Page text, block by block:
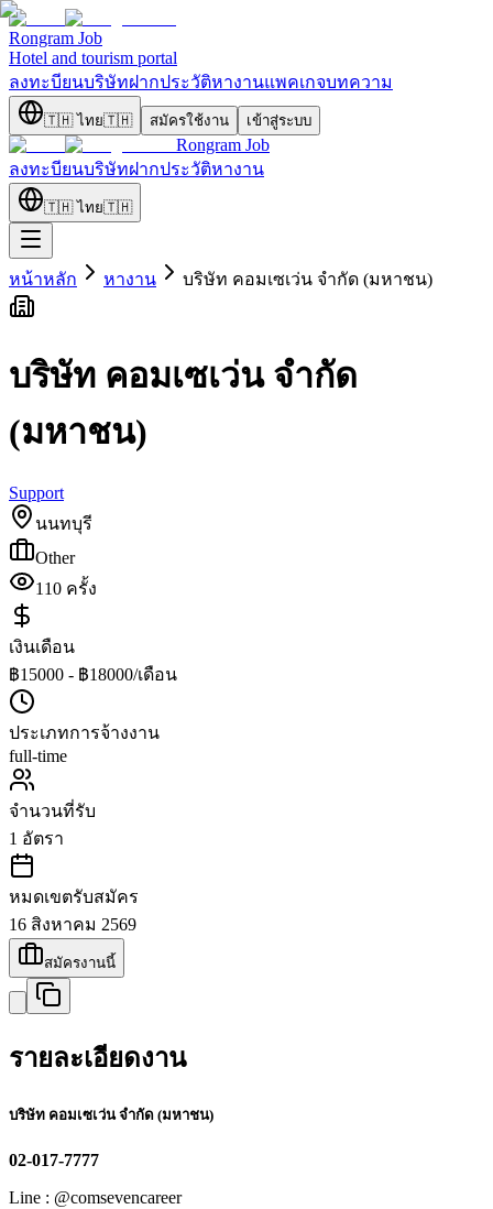
Rongram Job
Hotel and tourism portal
ลงทะบียนบริษัทฝากประวัติหางานแพคเกจบทความ
🇹🇭 ไทย🇹🇭 สมัครใช้งาน เข้าสู่ระบบ
Rongram Job
ลงทะบียนบริษัทฝากประวัติหางาน
🇹🇭 ไทย🇹🇭
หน้าหลัก หางาน บริษัท คอมเซเว่น จำกัด (มหาชน)
บริษัท คอมเซเว่น จำกัด
(มหาชน)
Support
นนทบุรี
Other
110 ครั้ง
เงินเดือน
฿15000 - ฿18000/เดือน
ประเภทการจ้างงาน
full-time
จำนวนที่รับ
1 อัตรา
หมดเขตรับสมัคร
16 สิงหาคม 2569
สมัครงานนี้
รายละเอียดงาน
บริษัท คอมเซเว่น จำกัด (มหาชน)
02-017-7777
Line : @comsevencareer